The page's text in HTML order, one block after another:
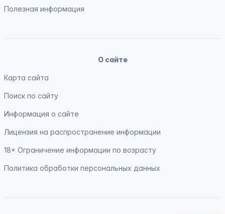
Полезная информация
О сайте
Карта сайта
Поиск по сайту
Информация о сайте
Лицензия на распространение информации
18+ Ограничение информации по возрасту
Политика обработки персональных данных